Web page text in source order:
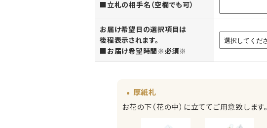
■立札の相手名（空欄でも可）
お届け希望日の選択項目は
後程表示されます。
■お届け希望時間※必須※
厚紙札
お花の下（花の中）に立ててご用意致します。